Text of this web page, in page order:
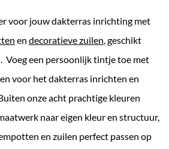
voor jouw dakterras inrichting met
en decoratieve zuilen, geschikt
Voeg een persoonlijk tintje toe met
voor het dakterras inrichten en
onze acht prachtige kleuren
naar eigen kleur en structuur,
en zuilen perfect passen op